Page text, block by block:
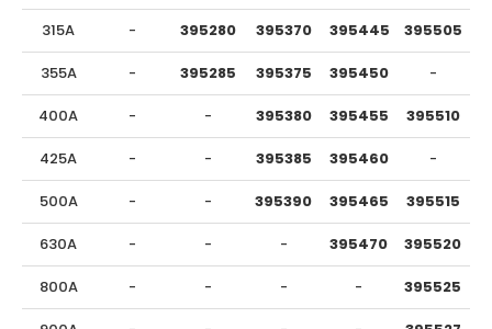
315A - 395280 395370 395445 395505
355A - 395285 395375 395450 -
400A - - 395380 395455 395510
425A - - 395385 395460 -
500A - - 395390 395465 395515
630A - - - 395470 395520
800A - - - - 395525